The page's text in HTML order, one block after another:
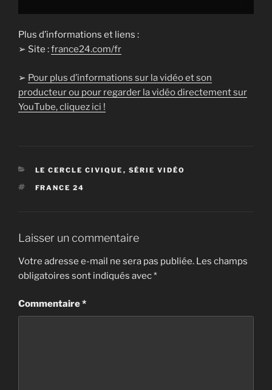
Plus d’informations et liens :
➢ Site :france24.com/fr
➢ Pour plus d’informations sur la vidéo et son
producteur ou pour regarder la vidéo directement sur
YouTube, cliquez ici !
CATÉGORIES
LE CERCLE CIVIQUE , SÉRIE VIDÉO
ÉTIQUETTES
FRANCE 24
Laisser un commentaire
Votre adresse e-mail ne sera pas publiée. Les champs
obligatoires sont indiqués avec*
Commentaire*